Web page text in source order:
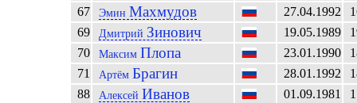
67
Эмин Махмудов 27.04.1992
69
Дмитрий Зинович 19.05.1989
70
Максим Плопа 23.01.1990
71
Артём Брагин 28.01.1992
88
Алексей Иванов 01.09.1981